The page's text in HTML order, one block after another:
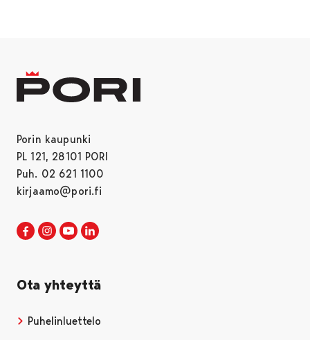
Porin kaupunki
PL 121, 28101 PORI
Puh. 02 621 1100
kirjaamo@pori.fi
Porin kaupunki Facebookissa
Avautuu uudessa välilehdessä
Porin kaupunki Instagramissa
Avautuu uudessa välilehdessä
Porin kaupunki Youtubessa
Avautuu uudessa välilehdessä
Ota yhteyttä
Puhelinluettelo